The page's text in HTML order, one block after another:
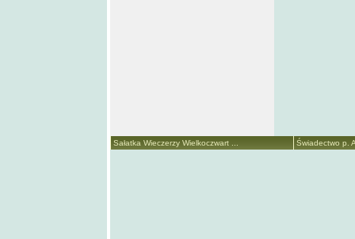
Sałatka Wieczerzy Wielkoczwart ... Świadectwo p.